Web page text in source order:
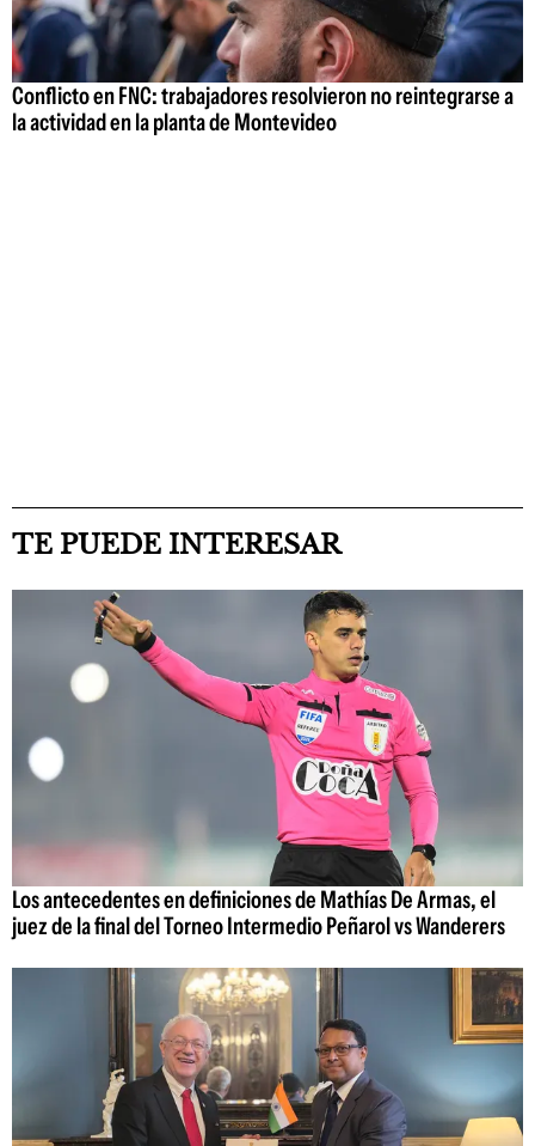
Conflicto en FNC: trabajadores resolvieron no reintegrarse a
la actividad en la planta de Montevideo
TE PUEDE INTERESAR
Los antecedentes en definiciones de Mathías De Armas, el
juez de la final del Torneo Intermedio Peñarol vs Wanderers